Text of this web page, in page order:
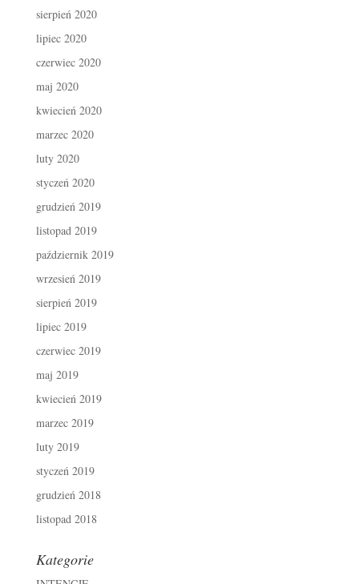
sierpień 2020
lipiec 2020
czerwiec 2020
maj 2020
kwiecień 2020
marzec 2020
luty 2020
styczeń 2020
grudzień 2019
listopad 2019
październik 2019
wrzesień 2019
sierpień 2019
lipiec 2019
czerwiec 2019
maj 2019
kwiecień 2019
marzec 2019
luty 2019
styczeń 2019
grudzień 2018
listopad 2018
Kategorie